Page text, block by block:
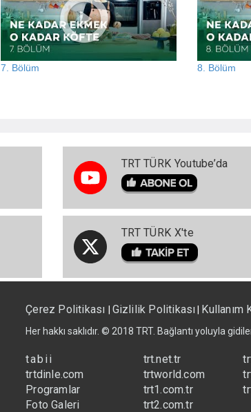
7. Bölüm 8. Bölüm
TRT TÜRK Youtube’da
TRT TÜRK X'te
Çerez Politikası Gizlilik Politikası Kullanım
Her hakkı saklıdır. © 2018 TRT. Bağlantı yoluyla
tabii
trtdinle.com
Programlar
Foto Galeri
trt.net.tr
trtworld.com
trt1.com.tr
trt2.com.tr